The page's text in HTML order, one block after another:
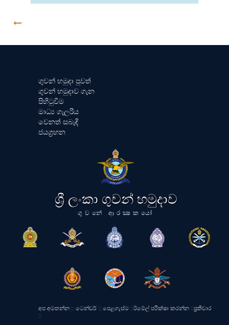
ගුවන් හමුදා පුවත්
ගුවන් හමුදාව ගැන
පිහිටුවීම
මාධ්‍ය ගැලරිය
වෙනත් සබැඳි
ජයග්‍රහන
ශ්‍රී ලංකා ගුවන් හමුදාව
ගුවනේ ආරක්‍ෂකයෝ
අප අමතන්න :: ටෙන්ඩර් :: පෙළගැස්ම ::ඊමේල් පරීක්ෂා කරන්න ::ප්‍රතිචාර
::